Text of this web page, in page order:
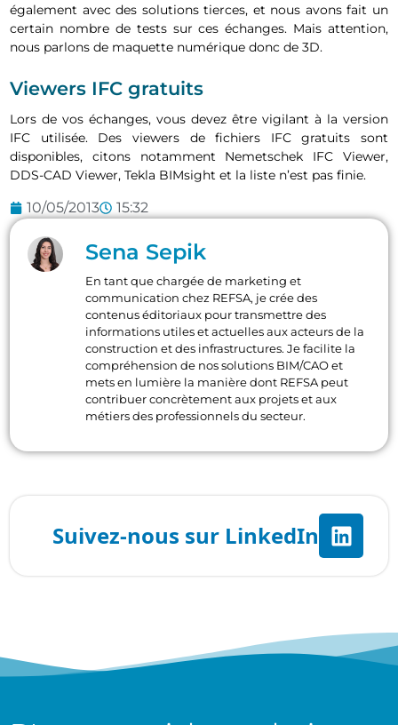
également avec des solutions tierces, et nous avons fait un
certain nombre de tests sur ces échanges. Mais attention,
nous parlons de maquette numérique donc de 3D.
Viewers IFC gratuits
Lors de vos échanges, vous devez être vigilant à la version
IFC utilisée. Des viewers de fichiers IFC gratuits sont
disponibles, citons notamment Nemetschek IFC Viewer,
DDS-CAD Viewer, Tekla BIMsight et la liste n’est pas finie.
10/05/2013 15:32
Sena Sepik
En tant que chargée de marketing et
communication chez REFSA, je crée des
contenus éditoriaux pour transmettre des
informations utiles et actuelles aux acteurs de la
construction et des infrastructures. Je facilite la
compréhension de nos solutions BIM/CAO et
mets en lumière la manière dont REFSA peut
contribuer concrètement aux projets et aux
métiers des professionnels du secteur.